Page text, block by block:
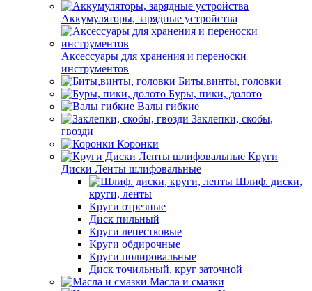
Аккумуляторы, зарядные устройства
Аксессуары для хранения и переноски
инструментов
Биты,винты, головки
Буры, пики, долото
Валы гибкие
Заклепки, скобы,
гвозди
Коронки
Круги
Диски Ленты шлифовальные
Шлиф. диски,
круги, ленты
Круги отрезные
Диск пильный
Круги лепестковые
Круги обдирочные
Круги полировальные
Диск точильный, круг заточной
Масла и смазки